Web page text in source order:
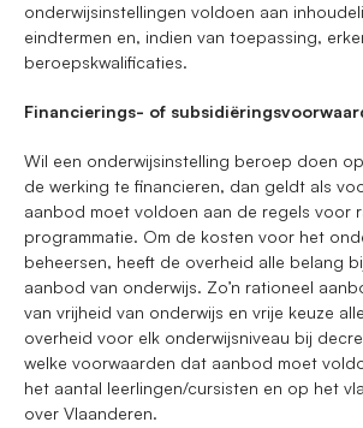
onderwijsinstellingen voldoen aan
eindtermen en, indien van toepassing,
beroepskwalificaties.
Financierings- of
Wil een onderwijsinstelling beroep doen
de werking te financieren, dan geldt als
aanbod moet voldoen aan de regels voor
programmatie. Om de kosten voor het
beheersen, heeft de overheid alle belang
aanbod van onderwijs. Zo’n rationeel
van vrijheid van onderwijs en vrije keuze
overheid voor elk onderwijsniveau bij
welke voorwaarden dat aanbod moet
het aantal leerlingen/cursisten en op het
over Vlaanderen.